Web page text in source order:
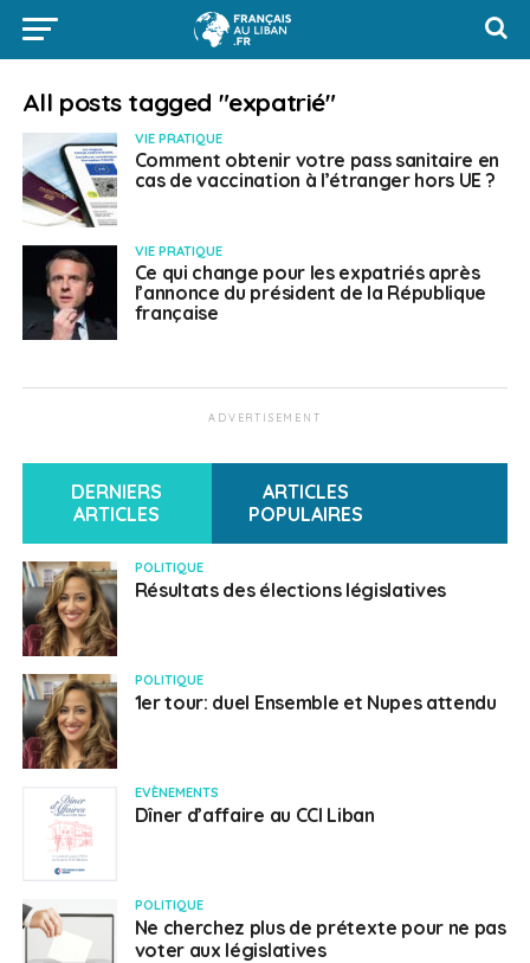
All posts tagged "expatrié"
VIE PRATIQUE
Comment obtenir votre pass sanitaire en
cas de vaccination à l’étranger hors UE ?
VIE PRATIQUE
Ce qui change pour les expatriés après
l’annonce du président de la République
française
ADVERTISEMENT
DERNIERS
ARTICLES
ARTICLES
POPULAIRES
POLITIQUE
Résultats des élections législatives
POLITIQUE
1er tour: duel Ensemble et Nupes attendu
EVÈNEMENTS
Dîner d’affaire au CCI Liban
POLITIQUE
Ne cherchez plus de prétexte pour ne pas
voter aux législatives